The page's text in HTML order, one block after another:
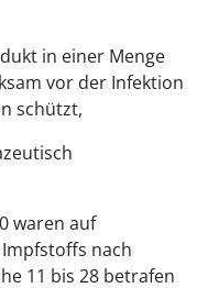
in einer Menge
vor der Infektion
schützt,
waren auf
nach
11 bis 28 betrafen